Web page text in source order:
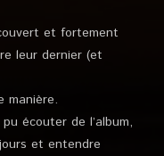
et fortement
leur dernier (et
manière.
écouter de l’album,
et entendre